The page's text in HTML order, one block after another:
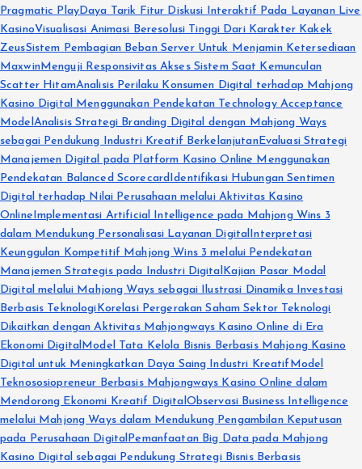
Pragmatic PlayDaya Tarik Fitur Diskusi Interaktif Pada Layanan Live
KasinoVisualisasi Animasi Beresolusi Tinggi Dari Karakter Kakek
ZeusSistem Pembagian Beban Server Untuk Menjamin Ketersediaan
MaxwinMenguji Responsivitas Akses Sistem Saat Kemunculan
Scatter HitamAnalisis Perilaku Konsumen Digital terhadap Mahjong
Kasino Digital Menggunakan Pendekatan Technology Acceptance
ModelAnalisis Strategi Branding Digital dengan Mahjong Ways
sebagai Pendukung Industri Kreatif BerkelanjutanEvaluasi Strategi
Manajemen Digital pada Platform Kasino Online Menggunakan
Pendekatan Balanced ScorecardIdentifikasi Hubungan Sentimen
Digital terhadap Nilai Perusahaan melalui Aktivitas Kasino
OnlineImplementasi Artificial Intelligence pada Mahjong Wins 3
dalam Mendukung Personalisasi Layanan DigitalInterpretasi
Keunggulan Kompetitif Mahjong Wins 3 melalui Pendekatan
Manajemen Strategis pada Industri DigitalKajian Pasar Modal
Digital melalui Mahjong Ways sebagai Ilustrasi Dinamika Investasi
Berbasis TeknologiKorelasi Pergerakan Saham Sektor Teknologi
Dikaitkan dengan Aktivitas Mahjongways Kasino Online di Era
Ekonomi DigitalModel Tata Kelola Bisnis Berbasis Mahjong Kasino
Digital untuk Meningkatkan Daya Saing Industri Kreatif Model
Teknososiopreneur Berbasis Mahjongways Kasino Online dalam
Mendorong Ekonomi Kreatif DigitalObservasi Business Intelligence
melalui Mahjong Ways dalam Mendukung Pengambilan Keputusan
pada Perusahaan DigitalPemanfaatan Big Data pada Mahjong
Kasino Digital sebagai Pendukung Strategi Bisnis Berbasis